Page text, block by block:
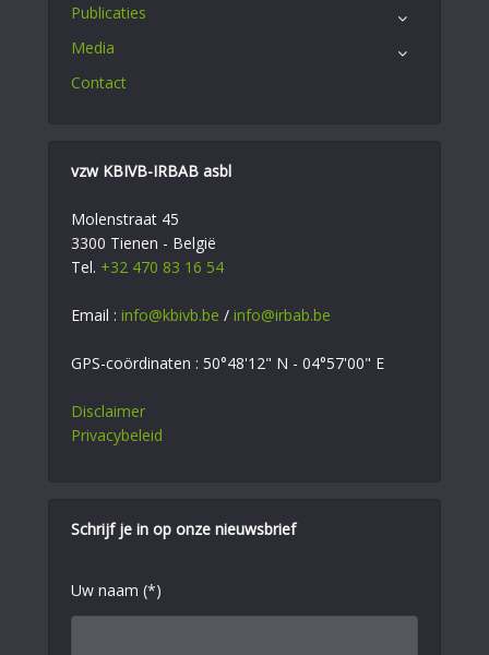
Publicaties
Media
Contact
vzw KBIVB-IRBAB asbl
Molenstraat 45
3300 Tienen - België
Tel. +32 470 83 16 54
Email : info@kbivb.be / info@irbab.be
GPS-coördinaten : 50°48'12" N - 04°57'00" E
Disclaimer
Privacybeleid
Schrijf je in op onze nieuwsbrief
Uw naam (*)